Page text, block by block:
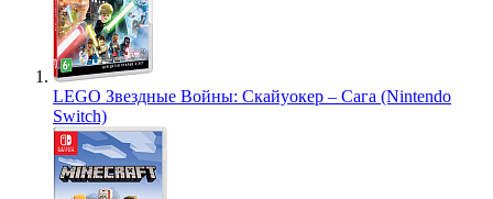
LEGO Звездные Войны: Скайуокер – Сага (Nintendo
Switch)